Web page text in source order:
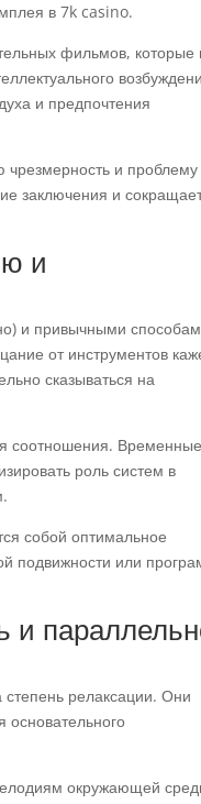
в 7k casino.
фильмов, которые
и предпочтения
чрезмерность и проблему
заключения и
и
и привычными
от инструментов
сказываться на
соотношения. Временные
роль систем в
собой оптимальное
подвижности или
и
релаксации. Они
окружающей